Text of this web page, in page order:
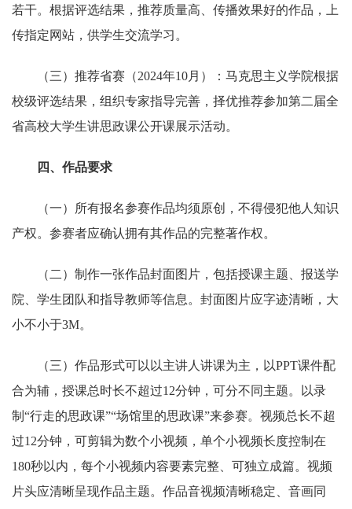
若干。根据评选结果，推荐质量高、传播效果好的作品，上
传指定网站，供学生交流学习。
（三）推荐省赛（2024年10月）：马克思主义学院根据
校级评选结果，组织专家指导完善，择优推荐参加第二届全
省高校大学生讲思政课公开课展示活动。
四、作品要求
（一）所有报名参赛作品均须原创，不得侵犯他人知识
产权。参赛者应确认拥有其作品的完整著作权。
（二）制作一张作品封面图片，包括授课主题、报送学
院、学生团队和指导教师等信息。封面图片应字迹清晰，大
小不小于3M。
（三）作品形式可以以主讲人讲课为主，以PPT课件配
合为辅，授课总时长不超过12分钟，可分不同主题。以录
制“行走的思政课”“场馆里的思政课”来参赛。视频总长不超
过12分钟，可剪辑为数个小视频，单个小视频长度控制在
180秒以内，每个小视频内容要素完整、可独立成篇。视频
片头应清晰呈现作品主题。作品音视频清晰稳定、音画同